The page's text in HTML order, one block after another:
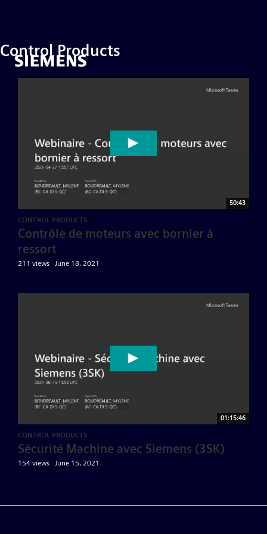
Control Products
50:43
CONTROL PRODUCTS
Contrôle de moteurs avec bornier à
ressort
211 views June 18, 2021
01:15:46
CONTROL PRODUCTS
Sécurité Machine avec Siemens (3SK)
154 views June 15, 2021